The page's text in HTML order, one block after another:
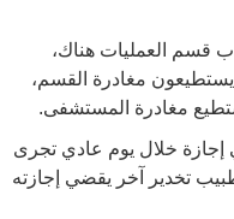
قسم العمليات هناك،
يستطيعون مغادرة القسم،
مغادرة المستشفى.
إجازة خلال يوم عادي تجرى
طبيب تخدير آخر يقضي إجازته